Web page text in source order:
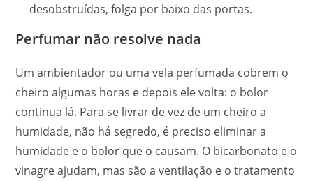
desobstruídas, folga por baixo das portas.
Perfumar não resolve nada
Um ambientador ou uma vela perfumada cobrem o
cheiro algumas horas e depois ele volta: o bolor
continua lá. Para se livrar de vez de um cheiro a
humidade, não há segredo, é preciso eliminar a
humidade e o bolor que o causam. O bicarbonato e o
vinagre ajudam, mas são a ventilação e o tratamento